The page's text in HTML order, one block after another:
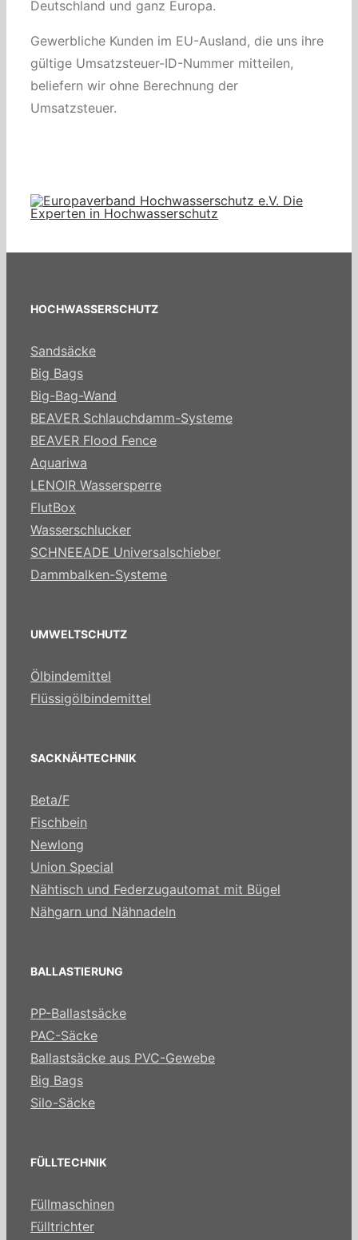
Deutschland und ganz Europa.
Gewerbliche Kunden im EU-Ausland, die uns ihre
gültige Umsatzsteuer-ID-Nummer mitteilen,
beliefern wir ohne Berechnung der
Umsatzsteuer.
HOCHWASSERSCHUTZ
Sandsäcke
Big Bags
Big-Bag-Wand
BEAVER Schlauchdamm-Systeme
BEAVER Flood Fence
Aquariwa
LENOIR Wassersperre
FlutBox
Wasserschlucker
SCHNEEADE Universalschieber
Dammbalken-Systeme
UMWELTSCHUTZ
Ölbindemittel
Flüssigölbindemittel
SACKNÄHTECHNIK
Beta/F
Fischbein
Newlong
Union Special
Nähtisch und Federzugautomat mit Bügel
Nähgarn und Nähnadeln
BALLASTIERUNG
PP-Ballastsäcke
PAC-Säcke
Ballastsäcke aus PVC-Gewebe
Big Bags
Silo-Säcke
FÜLLTECHNIK
Füllmaschinen
Fülltrichter